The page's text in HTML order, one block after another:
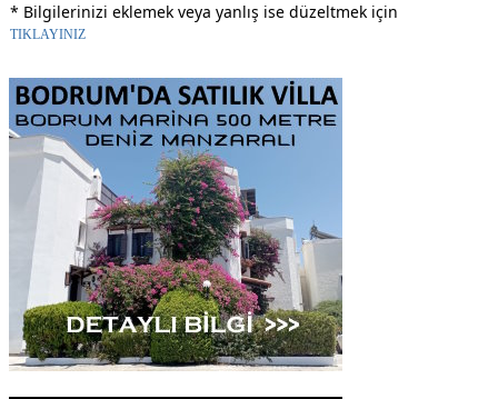
* Bilgilerinizi eklemek veya yanlış ise düzeltmek için
TIKLAYINIZ